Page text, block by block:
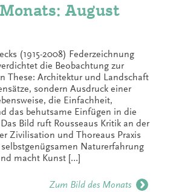
August
(1915-2008) Federzeichnung
die Beobachtung zur
These: Architektur und Landschaft
sondern Ausdruck einer
die Einfachheit,
das behutsame Einfügen in die
Bild ruft Rousseaus Kritik an der
Zivilisation und Thoreaus Praxis
Naturerfahrung
macht Kunst […]
Zum Bild des Monats